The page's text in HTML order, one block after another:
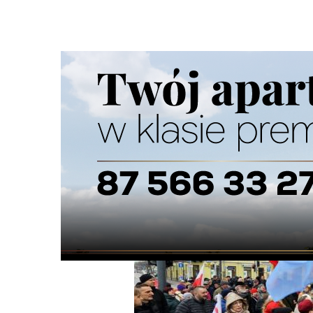
Ścieżka
nawigacyjna
Strona główna
Z ŻYCIA MIASTA 26/03/2025/ 20 Komentarzy
Emocje na obradach. Gorąca dyskusja